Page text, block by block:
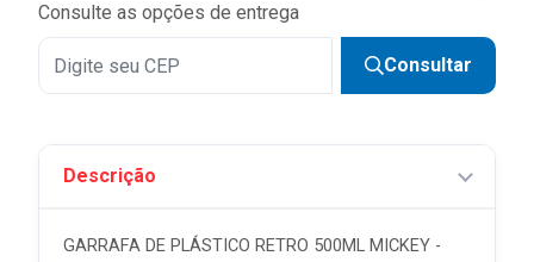
Consulte as opções de entrega
Consultar
Descrição
GARRAFA DE PLÁSTICO RETRO 500ML MICKEY -